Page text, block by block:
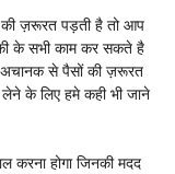
ज़रूरत पड़ती है तो आप
के सभी काम कर सकते है
अचानक से पैसों की ज़रूरत
के लिए हमे कही भी जाने
करना होगा जिनकी मदद